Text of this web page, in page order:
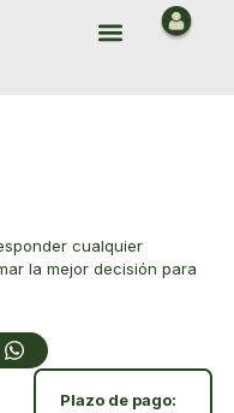
Menu
cualquier
la mejor decisión para
Plazo de pago: